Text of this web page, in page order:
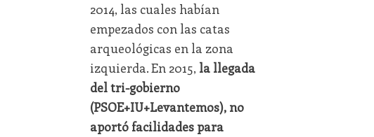
2014, las cuales habían
empezados con las catas
arqueológicas en la zona
izquierda. En 2015, la llegada
del tri-gobierno
(PSOE+IU+Levantemos), no
aportó facilidades para